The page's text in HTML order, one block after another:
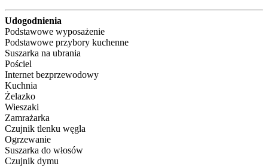
Udogodnienia
Podstawowe wyposażenie
Podstawowe przybory kuchenne
Suszarka na ubrania
Pościel
Internet bezprzewodowy
Kuchnia
Żelazko
Wieszaki
Zamrażarka
Czujnik tlenku węgla
Ogrzewanie
Suszarka do włosów
Czujnik dymu